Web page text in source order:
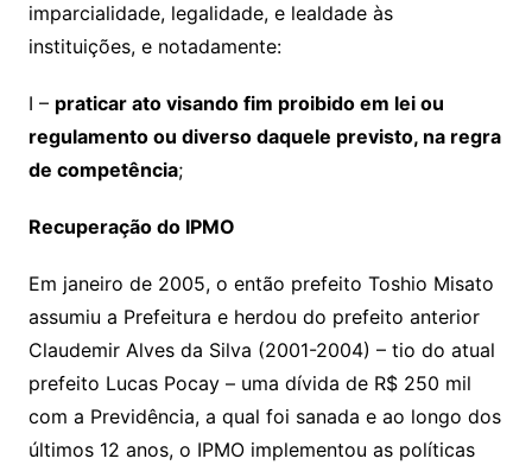
imparcialidade, legalidade, e lealdade às
instituições, e notadamente:
I – praticar ato visando fim proibido em lei ou
regulamento ou diverso daquele previsto, na regra
de competência;
Recuperação do IPMO
Em janeiro de 2005, o então prefeito Toshio Misato
assumiu a Prefeitura e herdou do prefeito anterior
Claudemir Alves da Silva (2001-2004) – tio do atual
prefeito Lucas Pocay – uma dívida de R$ 250 mil
com a Previdência, a qual foi sanada e ao longo dos
últimos 12 anos, o IPMO implementou as políticas